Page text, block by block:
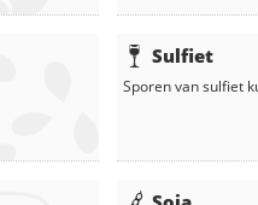
Sulfiet
Sporen van sulfiet